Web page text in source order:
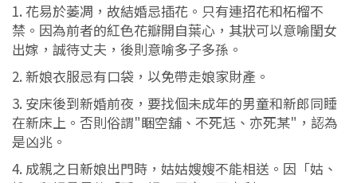
1. 花易於萎凋，故結婚忌插花。只有連招花和柘榴不
禁。因為前者的紅色花瓣開自葉心，其狀可以意喻閨女
出嫁，誠待丈夫，後則意喻多子多孫。
2. 新娘衣服忌有口袋，以免帶走娘家財產。
3. 安床後到新婚前夜，要找個未成年的男童和新郎同睡
在新床上。否則俗謂"睏空舖、不死尪、亦死某"，認為
是凶兆。
4. 成親之日新娘出門時，姑姑嫂嫂不能相送。因「姑、